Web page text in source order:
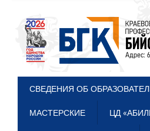
СВЕДЕНИЯ ОБ
МАСТЕРСКИЕ ЦД